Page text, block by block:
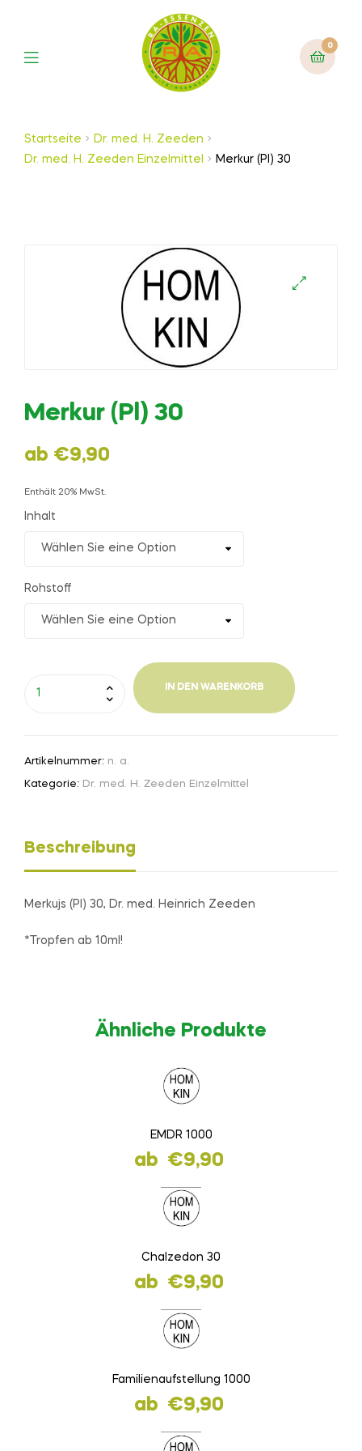
0
Startseite
Dr. med. H. Zeeden
Dr. med. H. Zeeden Einzelmittel
Merkur (Pl) 30
Merkur (Pl) 30
ab €9,90
Enthält 20% MwSt.
Inhalt
Rohstoff
IN DEN WARENKORB
Artikelnummer: n. a.
Kategorie: Dr. med. H. Zeeden Einzelmittel
Beschreibung
Merkujs (Pl) 30, Dr. med. Heinrich Zeeden
*Tropfen ab 10ml!
Ähnliche Produkte
EMDR 1000
ab €9,90
Chalzedon 30
ab €9,90
Familienaufstellung 1000
ab €9,90